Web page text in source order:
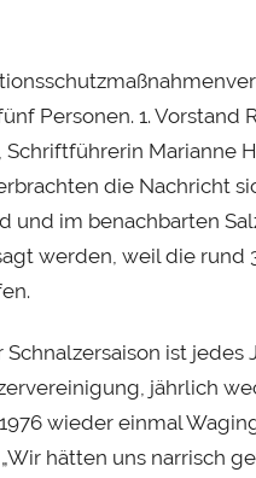
Personen. 1. Vorstand
Marianne
die Nachricht
und im benachbarten
werden, weil die
ist
jährlich
wieder einmal
hätten uns narrisch